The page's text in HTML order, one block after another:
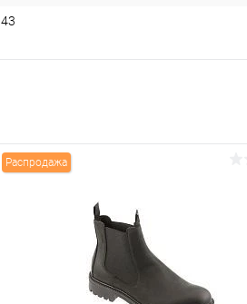
43
Распродажа